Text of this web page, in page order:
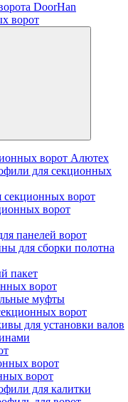
DoorHan
ворот
ворот Алютех
для секционных
секционных ворот
ворот
панелей ворот
для сборки полотна
пакет
ворот
муфты
ворот
для установки валов
ворот
ворот
для калитки